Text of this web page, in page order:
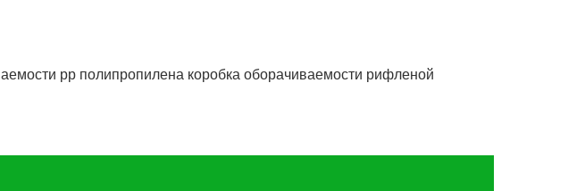
pp полипропилена коробка оборачиваемости рифленой